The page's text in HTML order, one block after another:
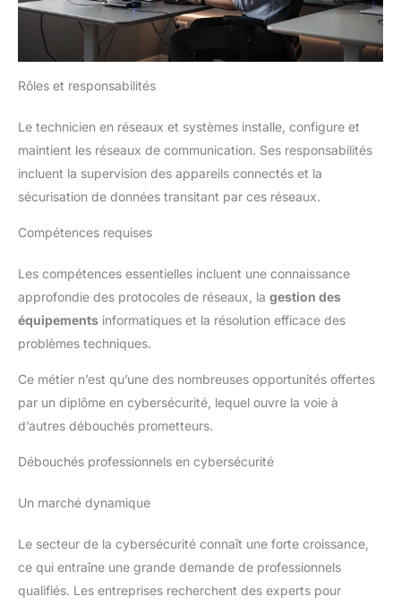
Rôles et responsabilités
Le technicien en réseaux et systèmes installe, configure et
maintient les réseaux de communication. Ses responsabilités
incluent la supervision des appareils connectés et la
sécurisation de données transitant par ces réseaux.
Compétences requises
Les compétences essentielles incluent une connaissance
approfondie des protocoles de réseaux, la gestion des
équipements informatiques et la résolution efficace des
problèmes techniques.
Ce métier n’est qu’une des nombreuses opportunités offertes
par un diplôme en cybersécurité, lequel ouvre la voie à
d’autres débouchés prometteurs.
Débouchés professionnels en cybersécurité
Un marché dynamique
Le secteur de la cybersécurité connaît une forte croissance,
ce qui entraîne une grande demande de professionnels
qualifiés. Les entreprises recherchent des experts pour